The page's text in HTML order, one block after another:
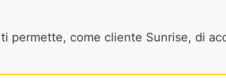
permette, come cliente Sunrise, di